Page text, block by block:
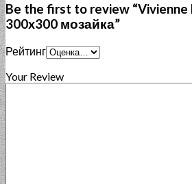
Be the first to review
300x300 мозайка”
Рейтинг
Your Review